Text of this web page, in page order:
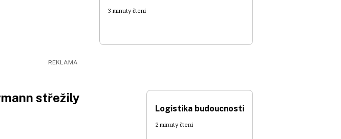
3 minuty čtení
střežily
Logistika budoucnosti
2 minuty čtení